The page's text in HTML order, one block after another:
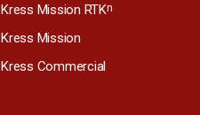
Kress Mission RTKn
Kress Mission
Kress Commercial